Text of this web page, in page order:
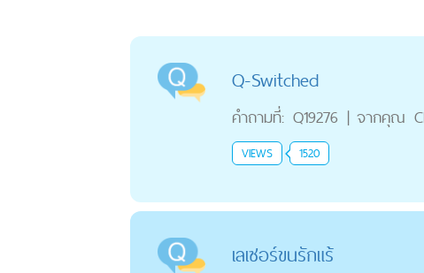
Q-Switched
คำถามที่: Q19276 | จากคุณ
VIEWS 1520
เลเซอร์ขนรักแร้